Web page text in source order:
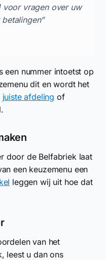
voor vragen over uw
een nummer intoetst op
dit en wordt het
juiste afdeling of
door de Belfabriek laat
een keuzemenu een
leggen wij uit hoe dat
van het
leest u dan ons